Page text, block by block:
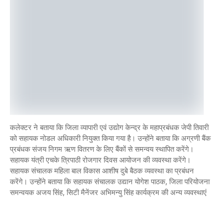
कलेक्टर ने बताया कि जिला व्यापारी एवं उद्योग केन्द्र के महाप्रबंधक जेपी तिवारी
को सहायक नोडल अधिकारी नियुक्त किया गया है। उन्होंने बताया कि अग्रणी बैंक
प्रबंधक संजय निगम ऋण वितरण के लिए बैंकों से समन्वय स्थापित करेंगे।
सहायक यंत्री एचके त्रिपाठी रोजगार दिवस आयोजन की व्यवस्था करेंगे।
सहायक संचालक महिला बाल विकास आशीष दुबे बैठक व्यवस्था का प्रबंधन
करेंगे। उन्होंने बताया कि सहायक संचालक उद्यान योगेश पाठक, जिला परियोजना
समन्वयक अजय सिंह, सिटी मैनेंजर अभिमन्यु सिंह कार्यक्रम की अन्य व्यवस्थाएं